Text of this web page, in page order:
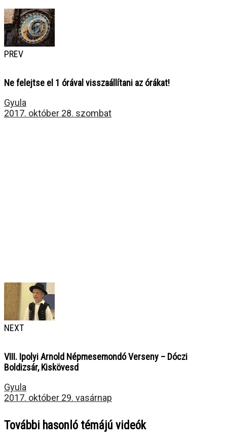
PREV
Ne felejtse el 1 órával visszaállítani az órákat!
Gyula
2017. október 28. szombat
NEXT
VIII. Ipolyi Arnold Népmesemondó Verseny – Dóczi
Boldizsár, Kiskövesd
Gyula
2017. október 29. vasárnap
További hasonló témájú videók